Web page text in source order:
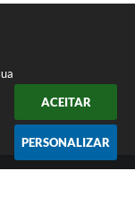
ACEITAR
PERSONALIZAR